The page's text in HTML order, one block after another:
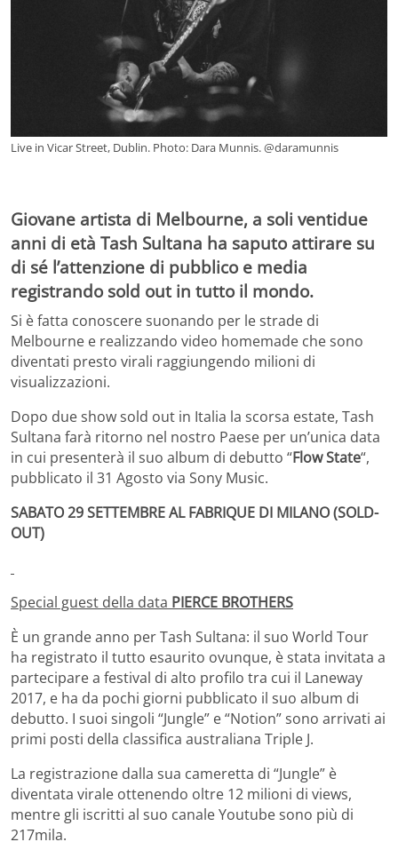
Live in Vicar Street, Dublin. Photo: Dara Munnis. @daramunnis
Giovane artista di Melbourne, a soli ventidue
anni di età Tash Sultana ha saputo attirare su
di sé l’attenzione di pubblico e media
registrando sold out in tutto il mondo.
Si è fatta conoscere suonando per le strade di
Melbourne e realizzando video homemade che sono
diventati presto virali raggiungendo milioni di
visualizzazioni.
Dopo due show sold out in Italia la scorsa estate, Tash
Sultana farà ritorno nel nostro Paese per un’unica data
in cui presenterà il suo album di debutto “Flow State“,
pubblicato il 31 Agosto via Sony Music.
SABATO 29 SETTEMBRE AL FABRIQUE DI MILANO (SOLD-
OUT)
Special guest della data PIERCE BROTHERS
È un grande anno per Tash Sultana: il suo World Tour
ha registrato il tutto esaurito ovunque, è stata invitata a
partecipare a festival di alto profilo tra cui il Laneway
2017, e ha da pochi giorni pubblicato il suo album di
debutto. I suoi singoli “Jungle” e “Notion” sono arrivati ai
primi posti della classifica australiana Triple J.
La registrazione dalla sua cameretta di “Jungle” è
diventata virale ottenendo oltre 12 milioni di views,
mentre gli iscritti al suo canale Youtube sono più di
217mila.